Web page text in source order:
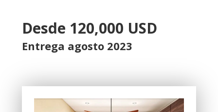
Desde 120,000 USD
Entrega agosto 2023